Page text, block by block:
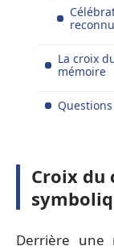
reconnu
La croix
mémoire
Croix
Derrière une